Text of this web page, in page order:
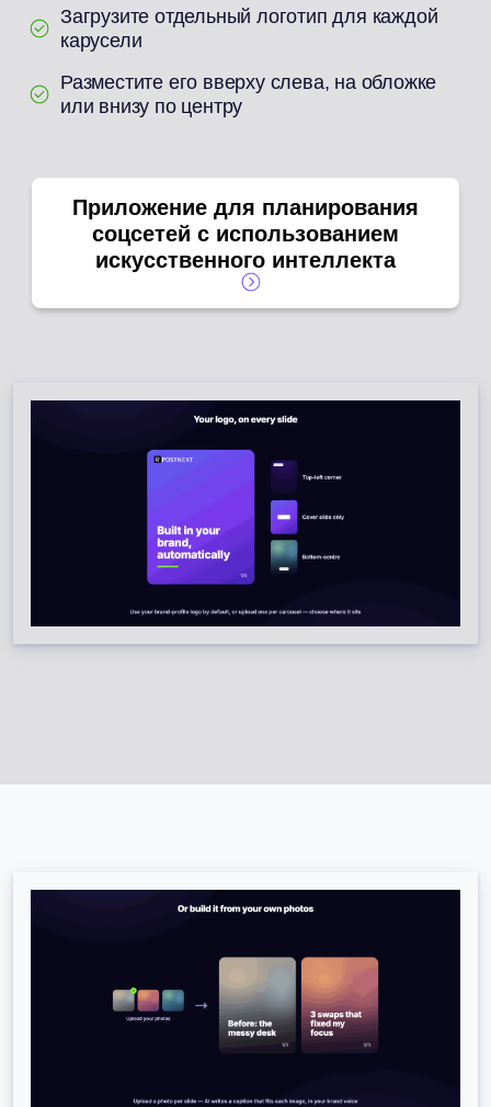
Загрузите отдельный логотип для каждой
карусели
Разместите его вверху слева, на обложке
или внизу по центру
Приложение для планирования
соцсетей с использованием
искусственного интеллекта